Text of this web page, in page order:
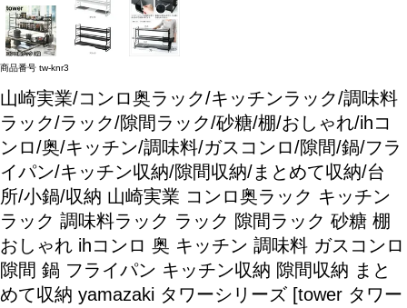
商品番号 tw-knr3
山崎実業/コンロ奥ラック/キッチンラック/調味料
ラック/ラック/隙間ラック/砂糖/棚/おしゃれ/ihコ
ンロ/奥/キッチン/調味料/ガスコンロ/隙間/鍋/フラ
イパン/キッチン収納/隙間収納/まとめて収納/台
所/小鍋/収納 山崎実業 コンロ奥ラック キッチン
ラック 調味料ラック ラック 隙間ラック 砂糖 棚
おしゃれ ihコンロ 奥 キッチン 調味料 ガスコンロ
隙間 鍋 フライパン キッチン収納 隙間収納 まと
めて収納 yamazaki タワーシリーズ [tower タワー